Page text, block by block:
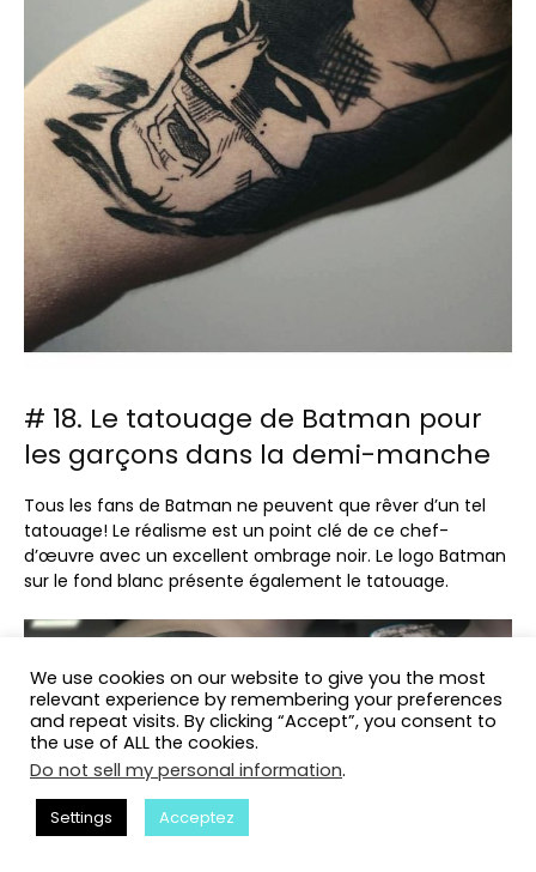
# 18. Le tatouage de Batman pour
les garçons dans la demi-manche
Tous les fans de Batman ne peuvent que rêver d’un tel
tatouage! Le réalisme est un point clé de ce chef-
d’œuvre avec un excellent ombrage noir. Le logo Batman
sur le fond blanc présente également le tatouage.
We use cookies on our website to give you the most
relevant experience by remembering your preferences
and repeat visits. By clicking “Accept”, you consent to
the use of ALL the cookies.
Do not sell my personal information.
Settings Acceptez